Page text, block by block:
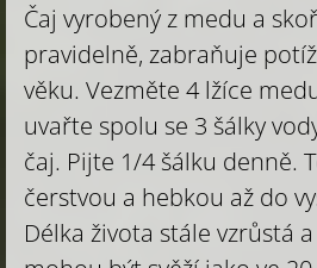
Čaj vyrobený z medu a
pravidelně, zabraňuje
věku. Vezměte 4 lžíce
uvařte spolu se 3 šálky
čaj. Pijte 1/4 šálku denně.
čerstvou a hebkou až do
Délka života stále vzrůstá